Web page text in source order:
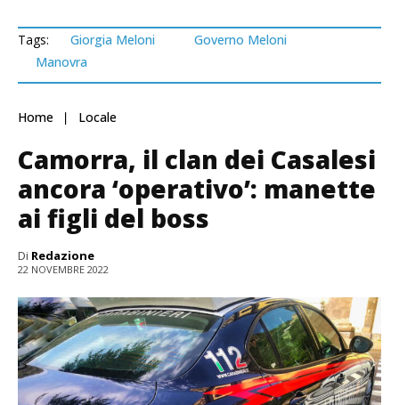
Tags: Giorgia Meloni
Governo Meloni
Manovra
Home Locale
Camorra, il clan dei Casalesi
ancora ‘operativo’: manette
ai figli del boss
Di Redazione
22 NOVEMBRE 2022